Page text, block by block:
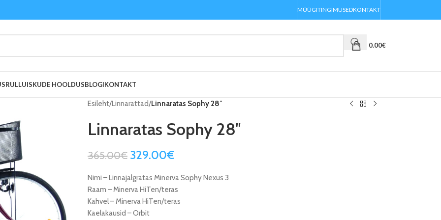
MÜÜGITINGIMUSEDKONTAKT
0.00€
RULLUISKUDE HOOLDUSBLOGIKONTAKT
Esileht/Linnarattad/Linnaratas Sophy 28″
Linnaratas Sophy 28″
365.00€ 329.00€
Nimi – Linnajalgratas Minerva Sophy Nexus 3
Raam – Minerva HiTen/teras
Kahvel – Minerva HiTen/teras
Kaelakausid – Orbit